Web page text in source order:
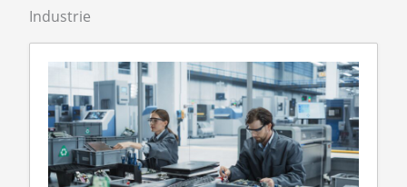
Industrie